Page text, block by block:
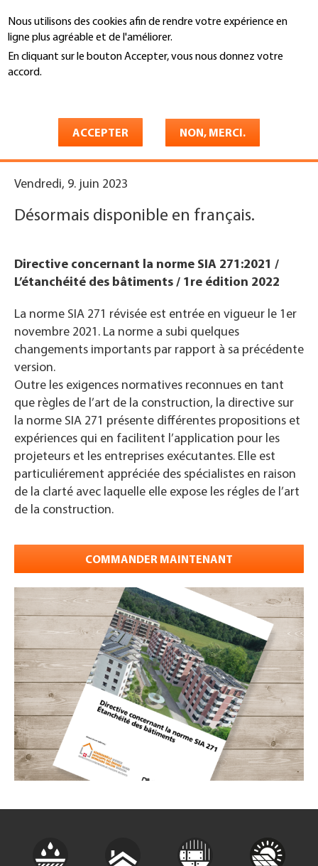
Nous utilisons des cookies afin de rendre votre expérience en
ligne plus agréable et de l'améliorer.
En cliquant sur le bouton Accepter, vous nous donnez votre
accord.
ACCEPTER NON, MERCI.
au
contenu
principal
Recherche
You
SIA 271:2021
Vendredi, 9. juin 2023
Désormais disponible en français.
Directive concernant la norme SIA 271:2021 /
L’étanchéité des bâtiments / 1re édition 2022
La norme SIA 271 révisée est entrée en vigueur le 1er
novembre 2021. La norme a subi quelques
changements importants par rapport à sa précédente
version.
Outre les exigences normatives reconnues en tant
que règles de l’art de la construction, la directive sur
la norme SIA 271 présente différentes propositions et
expériences qui en facilitent l’application pour les
projeteurs et les entreprises exécutantes. Elle est
particuliérement appréciée des spécialistes en raison
de la clarté avec laquelle elle expose les régles de l’art
de la construction.
COMMANDER MAINTENANT